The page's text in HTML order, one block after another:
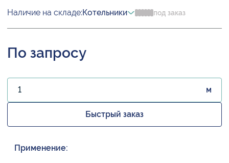
Наличие на складе:Котельники под заказ
По запросу
м
Быстрый заказ
Применение: